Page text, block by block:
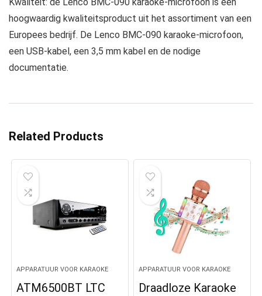
Kwaliteit: de Lenco BMC-090 karaoke-microfoon is een
hoogwaardig kwaliteitsproduct uit het assortiment van een
Europees bedrijf. De Lenco BMC-090 karaoke-microfoon,
een USB-kabel, een 3,5 mm kabel en de nodige
documentatie.
Related Products
APPARATUUR VOOR KARAOKE
ATM6500BT LTC
APPARATUUR VOOR KARAOKE
Draadloze Karaoke